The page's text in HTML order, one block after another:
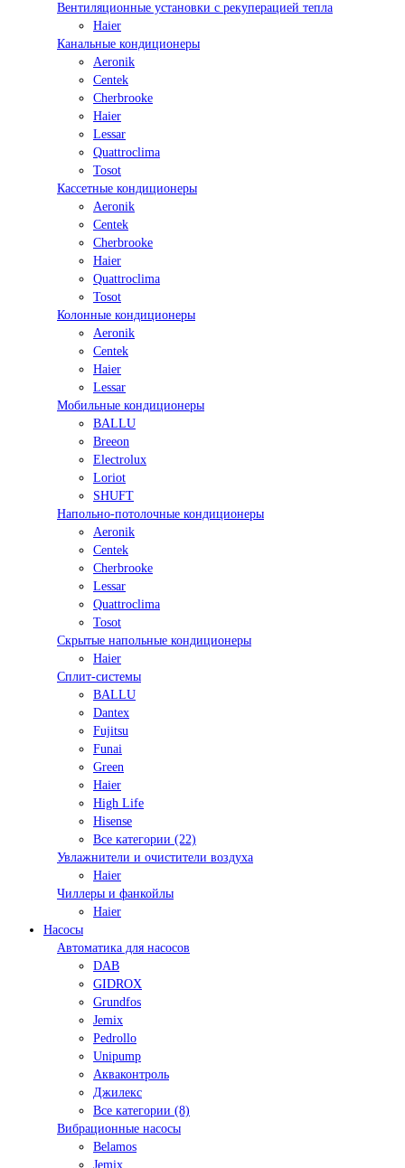
Вентиляционные установки с рекуперацией тепла
Haier
Канальные кондиционеры
Aeronik
Centek
Cherbrooke
Haier
Lessar
Quattroclima
Tosot
Кассетные кондиционеры
Aeronik
Centek
Cherbrooke
Haier
Quattroclima
Tosot
Колонные кондиционеры
Aeronik
Centek
Haier
Lessar
Мобильные кондиционеры
BALLU
Breeon
Electrolux
Loriot
SHUFT
Напольно-потолочные кондиционеры
Aeronik
Centek
Cherbrooke
Lessar
Quattroclima
Tosot
Скрытые напольные кондиционеры
Haier
Сплит-системы
BALLU
Dantex
Fujitsu
Funai
Green
Haier
High Life
Hisense
Все категории (22)
Увлажнители и очистители воздуха
Haier
Чиллеры и фанкойлы
Haier
Насосы
Автоматика для насосов
DAB
GIDROX
Grundfos
Jemix
Pedrollo
Unipump
Акваконтроль
Джилекс
Все категории (8)
Вибрационные насосы
Belamos
Jemix